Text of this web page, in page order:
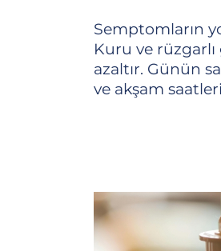
Semptomların
Kuru ve
azaltır. Günün
ve akşam